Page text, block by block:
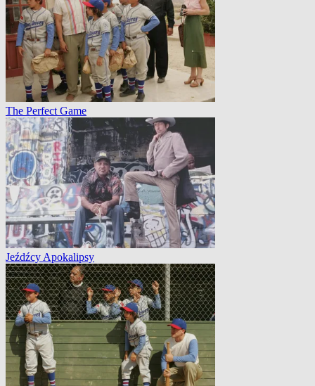
The Perfect Game
Jeźdźcy Apokalipsy